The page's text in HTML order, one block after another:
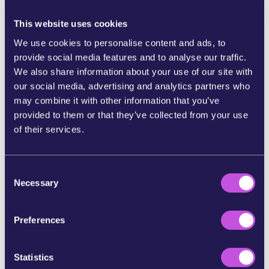
This website uses cookies
We use cookies to personalise content and ads, to
provide social media features and to analyse our traffic.
We also share information about your use of our site with
our social media, advertising and analytics partners who
may combine it with other information that you’ve
provided to them or that they’ve collected from your use
of their services.
Necessary
Preferences
Statistics
ökotsiidi õiguslik määratlus:
Legal definition of ecocide drafted by
Independent Expert Panel — Stop Ecocide
International
[2] Kuigi keskkonnakuritegude direktiivi
läbivaadatud tekst ei sisalda sõna "ökotsiid", on
selle preambulis öeldud, et selle eesmärk on
juhtumid". Need on teod, mis põhjustavad
kahju suurtele või olulistele ökosüsteemidele,
https://data.consilium.europa.eu/doc/document/
PE-82-2023-INIT/en/pdf
[3] Rikkumiste täielik loetelu on esitatud artiklis 3